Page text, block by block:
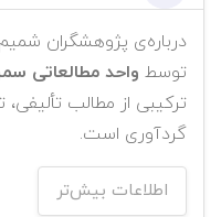
درباره‌ی پژوهشگران
توسط واحد مطالعاتی
ترکیبی از مطالب
گردآوری است.
اطلاعات بیش‌تر